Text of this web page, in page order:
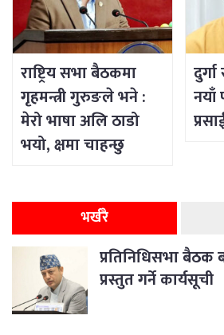
राष्ट्रिय सभा बैठकमा
गृहमन्त्री गुरुङले भने :
मेरो भाषा अलि ठाडो
भयो, क्षमा चाहन्छु
नयाँ
भर्खरै
प्रतिनिधिसभा बैठक
प्रस्तुत गर्ने कार्यसूची